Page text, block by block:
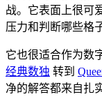
战。它表面上很可
压力和判断哪些格
它也很适合作为数
经典数独 转到
净的解答都来自扎